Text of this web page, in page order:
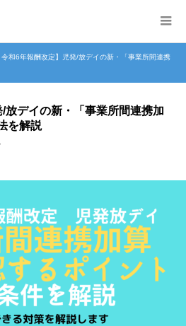
令和6年報酬改定】児発/放デイの新・「事業所間連携
放デイの新・「事業所間連携加
を解説